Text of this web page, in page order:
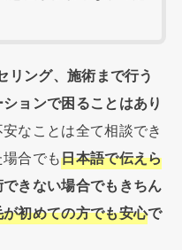
リング、施術まで行う
ョンで困ることはあり
なことは全て相談でき
場合でも日本語で伝えら
できない場合でもきちん
が初めての方でも安心で